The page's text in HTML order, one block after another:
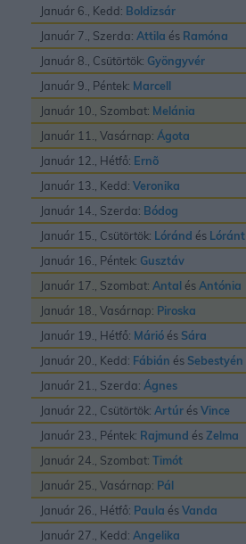
Január 6., Kedd: Boldizsár
Január 7., Szerda: Attila és Ramóna
Január 8., Csütörtök: Gyöngyvér
Január 9., Péntek: Marcell
Január 10., Szombat: Melánia
Január 11., Vasárnap: Ágota
Január 12., Hétfő: Ernõ
Január 13., Kedd: Veronika
Január 14., Szerda: Bódog
Január 15., Csütörtök: Lóránd és Lóránt
Január 16., Péntek: Gusztáv
Január 17., Szombat: Antal ésAntónia
Január 18., Vasárnap: Piroska
Január 19., Hétfő: Márió és Sára
Január 20., Kedd: Fábián és Sebestyén
Január 21., Szerda: Ágnes
Január 22., Csütörtök: Artúr ésVince
Január 23., Péntek: Rajmund ésZelma
Január 24., Szombat: Timót
Január 25., Vasárnap: Pál
Január 26., Hétfő: Paula ésVanda
Január 27., Kedd: Angelika